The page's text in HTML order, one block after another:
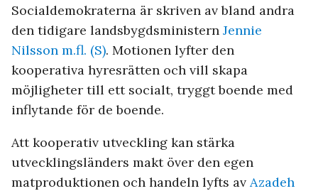
Socialdemokraterna är skriven av bland andra
den tidigare landsbygdsministern Jennie
Nilsson m.fl. (S). Motionen lyfter den
kooperativa hyresrätten och vill skapa
möjligheter till ett socialt, tryggt boende med
inflytande för de boende.
Att kooperativ utveckling kan stärka
utvecklingsländers makt över den egen
matproduktionen och handeln lyfts av Azadeh